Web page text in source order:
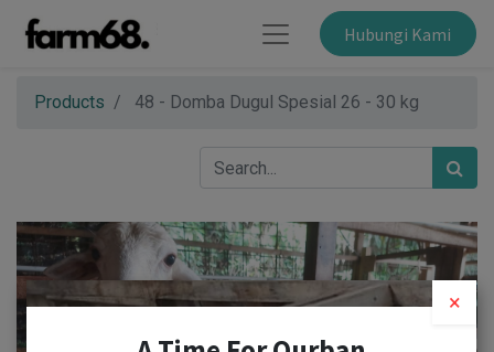
Hubungi Kami
Products 48 - Domba Dugul Spesial 26 - 30 kg
×